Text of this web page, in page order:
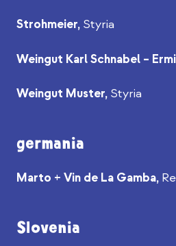
Strohmeier, Styria
Weingut Karl Schnabel –
Weingut Muster, Styria
germania
Marto + Vin de La Gamba,
Slovenia